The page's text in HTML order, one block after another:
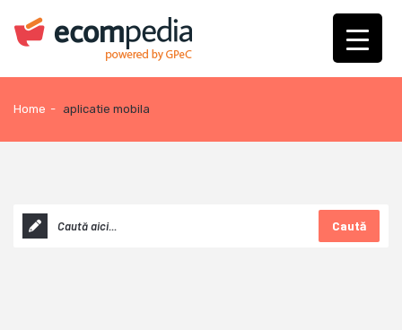
Home - aplicatie mobila
Caută